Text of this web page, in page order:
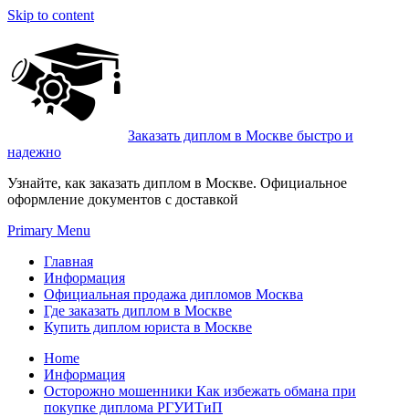
Skip to content
Заказать диплом в Москве быстро и
надежно
Узнайте, как заказать диплом в Москве. Официальное
оформление документов с доставкой
Primary Menu
Главная
Информация
Официальная продажа дипломов Москва
Где заказать диплом в Москве
Купить диплом юриста в Москве
Home
Информация
Осторожно мошенники Как избежать обмана при
покупке диплома РГУИТиП